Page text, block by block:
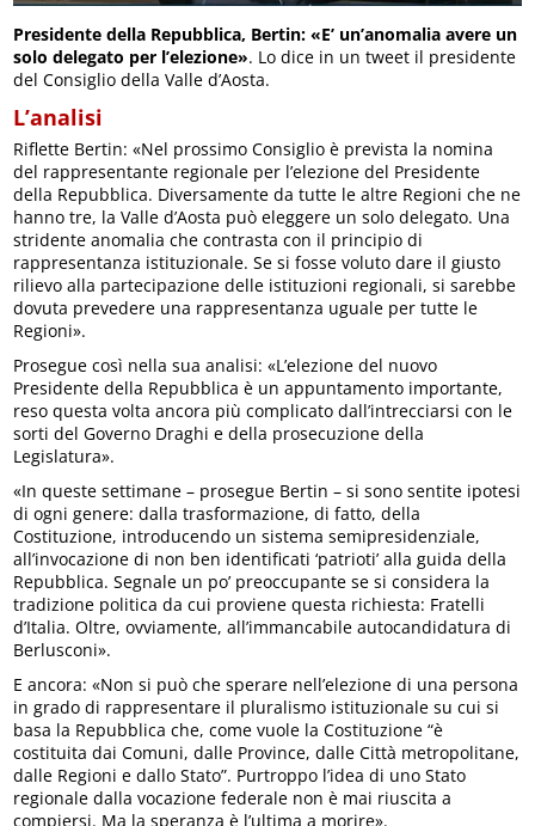
Presidente della Repubblica, Bertin: «E’ un’anomalia avere un
solo delegato per l’elezione». Lo dice in un tweet il presidente
del Consiglio della Valle d’Aosta.
L’analisi
Riflette Bertin: «Nel prossimo Consiglio è prevista la nomina
del rappresentante regionale per l’elezione del Presidente
della Repubblica. Diversamente da tutte le altre Regioni che ne
hanno tre, la Valle d’Aosta può eleggere un solo delegato. Una
stridente anomalia che contrasta con il principio di
rappresentanza istituzionale. Se si fosse voluto dare il giusto
rilievo alla partecipazione delle istituzioni regionali, si sarebbe
dovuta prevedere una rappresentanza uguale per tutte le
Regioni».
Prosegue così nella sua analisi: «L’elezione del nuovo
Presidente della Repubblica è un appuntamento importante,
reso questa volta ancora più complicato dall’intrecciarsi con le
sorti del Governo Draghi e della prosecuzione della
Legislatura».
«In queste settimane – prosegue Bertin – si sono sentite ipotesi
di ogni genere: dalla trasformazione, di fatto, della
Costituzione, introducendo un sistema semipresidenziale,
all’invocazione di non ben identificati ‘patrioti’ alla guida della
Repubblica. Segnale un po’ preoccupante se si considera la
tradizione politica da cui proviene questa richiesta: Fratelli
d’Italia. Oltre, ovviamente, all’immancabile autocandidatura di
Berlusconi».
E ancora: «Non si può che sperare nell’elezione di una persona
in grado di rappresentare il pluralismo istituzionale su cui si
basa la Repubblica che, come vuole la Costituzione “è
costituita dai Comuni, dalle Province, dalle Città metropolitane,
dalle Regioni e dallo Stato”. Purtroppo l’idea di uno Stato
regionale dalla vocazione federale non è mai riuscita a
compiersi. Ma la speranza è l’ultima a morire».